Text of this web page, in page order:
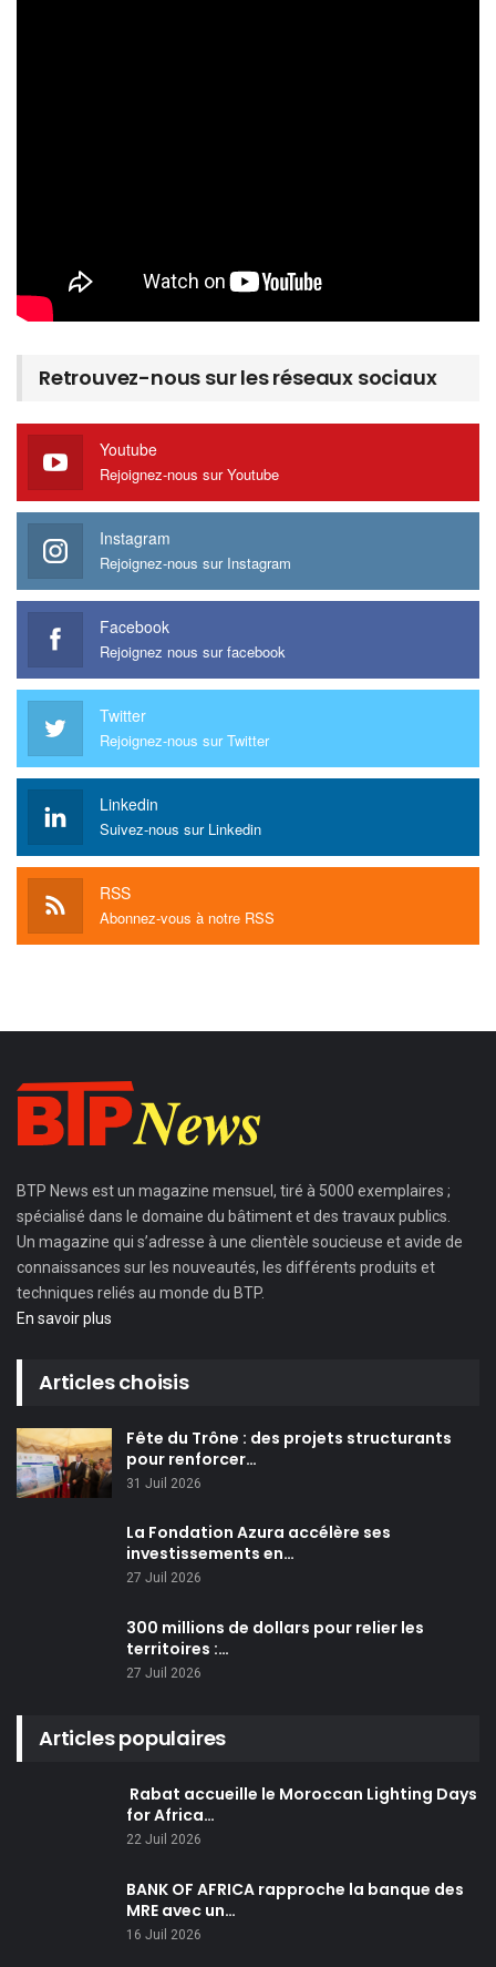
Retrouvez-nous sur les réseaux sociaux
Youtube
Rejoignez-nous sur Youtube
Instagram
Rejoignez-nous sur Instagram
Facebook
Rejoignez nous sur facebook
Twitter
Rejoignez-nous sur Twitter
Linkedin
Suivez-nous sur Linkedin
RSS
Abonnez-vous à notre RSS
BTP News est un magazine mensuel, tiré à 5000 exemplaires ;
spécialisé dans le domaine du bâtiment et des travaux publics.
Un magazine qui s’adresse à une clientèle soucieuse et avide de
connaissances sur les nouveautés, les différents produits et
techniques reliés au monde du BTP.
En savoir plus
Articles choisis
Fête du Trône : des projets structurants
pour renforcer…
31 Juil 2026
La Fondation Azura accélère ses
investissements en…
27 Juil 2026
300 millions de dollars pour relier les
territoires :…
27 Juil 2026
Articles populaires
Rabat accueille le Moroccan Lighting Days
for Africa…
22 Juil 2026
BANK OF AFRICA rapproche la banque des
MRE avec un…
16 Juil 2026